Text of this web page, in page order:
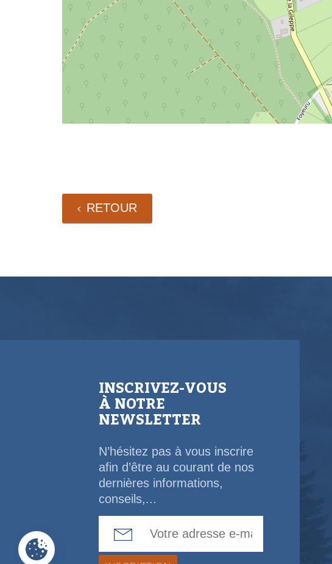
RETOUR
INSCRIVEZ-VOUS
À NOTRE
NEWSLETTER
N’hésitez pas à vous inscrire
afin d’être au courant de nos
dernières informations,
conseils,...